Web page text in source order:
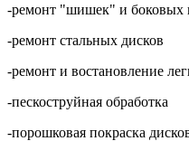
-ремонт "шишек" и боковых
-ремонт стальных дисков
-ремонт и востановление
-пескоструйная обработка
-порошковая покраска